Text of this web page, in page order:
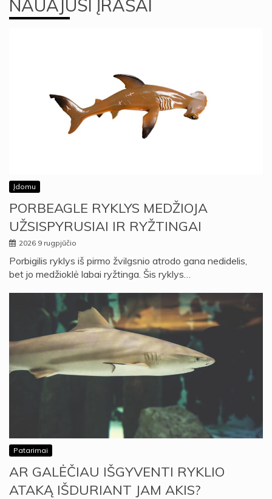
NAUAJUSI ĮRAŠAI
Įdomu
PORBEAGLE RYKLYS MEDŽIOJA
UŽSISPYRUSIAI IR RYŽTINGAI
2026 9 rugpjūčio
Porbigilis ryklys iš pirmo žvilgsnio atrodo gana nedidelis,
bet jo medžioklė labai ryžtinga. Šis ryklys…
Patarimai
AR GALĖČIAU IŠGYVENTI RYKLIO
ATAKĄ IŠDURIANT JAM AKIS?